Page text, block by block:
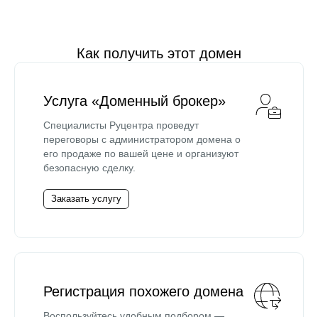
Как получить этот домен
Услуга «Доменный брокер»
Специалисты Руцентра проведут
переговоры с администратором домена о
его продаже по вашей цене и организуют
безопасную сделку.
Заказать услугу
Регистрация похожего домена